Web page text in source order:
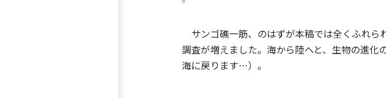
サンゴ礁一筋、のはずが本稿では全くふれら
調査が増えました。海から陸へと、生物の進
海に戻ります…）。